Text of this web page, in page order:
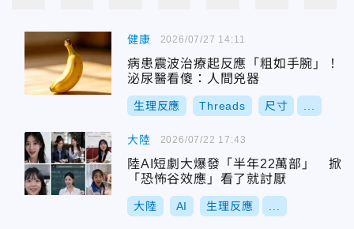
健康
病患震波治療起反應「粗如手腕」！
泌尿醫看傻：人間兇器
生理反應 Threads 尺寸
2026/07/27 14:11
大陸
陸AI短劇大爆發「半年22萬部」 掀
「恐怖谷效應」看了就討厭
大陸 AI 生理反應
2026/07/22 17:43